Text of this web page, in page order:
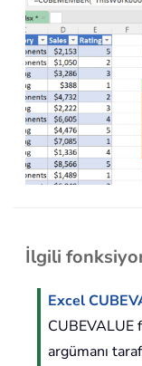
İlgili
Excel
CUBEVALUE
argümanı